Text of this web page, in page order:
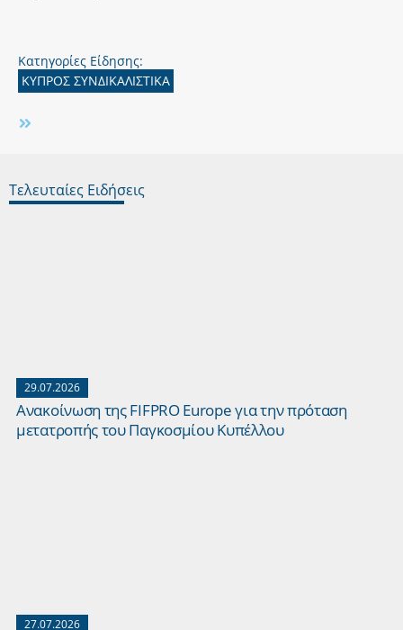
Κατηγορίες Είδησης:
ΚΥΠΡΟΣ ΣΥΝΔΙΚΑΛΙΣΤΙΚΑ
Τελευταίες Ειδήσεις
29.07.2026
Ανακοίνωση της FIFPRO Europe για την πρόταση
μετατροπής του Παγκοσμίου Κυπέλλου
27.07.2026